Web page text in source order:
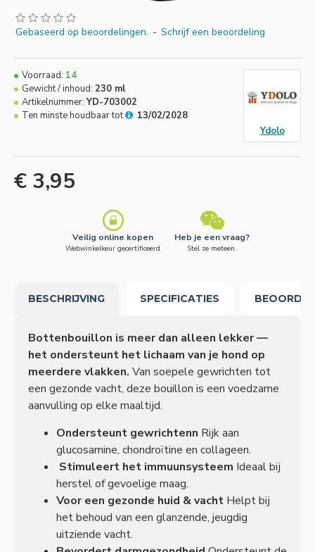
Gebaseerd op beoordelingen. - Schrijf een beoordeling
€ 3,95
Voorraad: 14
Gewicht / inhoud: 230 ml
Artikelnummer: YD-703002
Ten minste houdbaar tot
: 13/02/2028
Ydolo
Veilig online kopen
Webwinkelkeur gecertificeerd
Heb je een vraag?
Stel ze meteen.
BESCHRIJVING SPECIFICATIES
Bottenbouillon is meer dan alleen lekker —
het ondersteunt het lichaam van je hond op
meerdere vlakken. Van soepele gewrichten tot
een gezonde vacht, deze bouillon is een voedzame
aanvulling op elke maaltijd.
Ondersteunt gewrichtenn Rijk aan
glucosamine, chondroïtine en collageen.
Stimuleert het immuunsysteem Ideaal bij
herstel of gevoelige maag.
Voor een gezonde huid & vacht Helpt bij
het behoud van een glanzende, jeugdig
uitziende vacht.